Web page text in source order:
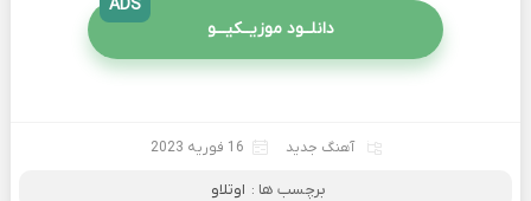
دانلــود موزیــکیـــو
ADS
آهنگ جدید 16 فوریه 2023
برچسب ها : اوتلاو